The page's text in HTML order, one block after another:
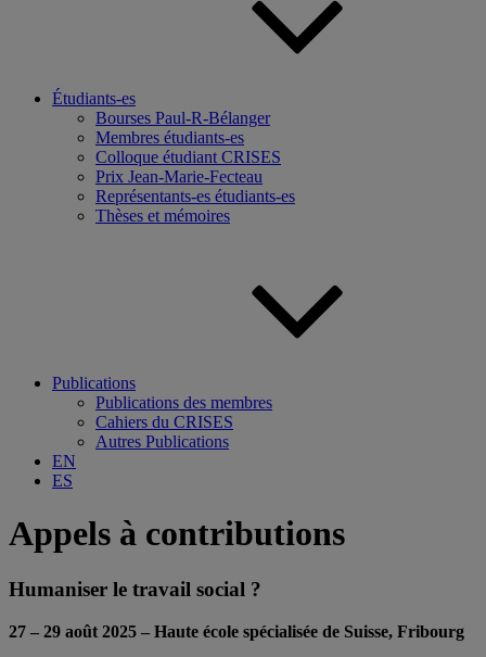
Étudiants-es
Bourses Paul-R-Bélanger
Membres étudiants-es
Colloque étudiant CRISES
Prix Jean-Marie-Fecteau
Représentants-es étudiants-es
Thèses et mémoires
Publications
Publications des membres
Cahiers du CRISES
Autres Publications
EN
ES
Appels à contributions
Humaniser le travail social ?
27 – 29 août 2025 – Haute école spécialisée de Suisse, Fribourg